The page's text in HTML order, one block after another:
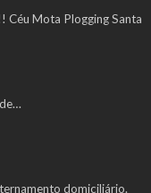
Céu Mota Plogging Santa
domiciliário.